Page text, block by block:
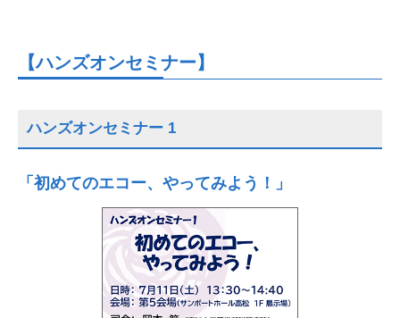
【ハンズオンセミナー】
ハンズオンセミナー 1
「初めてのエコー、やってみよう！」